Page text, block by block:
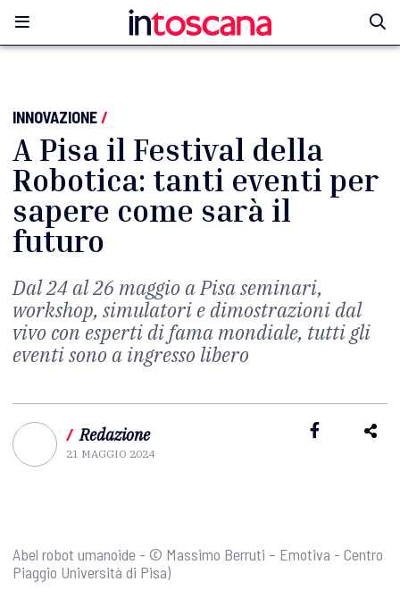
INNOVAZIONE/
A Pisa il Festival della
Robotica: tanti eventi per
sapere come sarà il
futuro
Dal 24 al 26 maggio a Pisa seminari,
workshop, simulatori e dimostrazioni dal
vivo con esperti di fama mondiale, tutti gli
eventi sono a ingresso libero
/ Redazione
21 MAGGIO 2024
Abel robot umanoide - © Massimo Berruti – Emotiva - Centro
Piaggio Università di Pisa)